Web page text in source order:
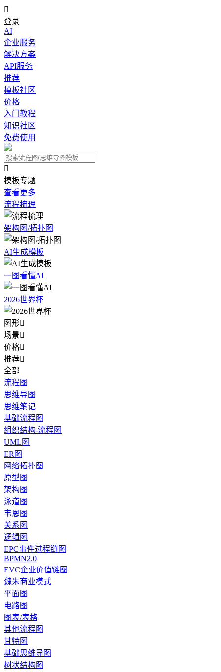

登录
AI
企业服务
解决方案
API服务
推荐
模板社区
价格
入门教程
知识社区
免费使用

模板专题
查看更多
流程梳理
架构图/拓扑图
AI生成模板
一图看懂AI
2026世界杯
图形
场景
价格
推荐
全部
流程图
思维导图
思维笔记
基础流程图
组织结构-流程图
UML图
ER图
网络拓扑图
原型图
架构图
泳道图
韦恩图
关系图
逻辑图
EPC事件过程链图
BPMN2.0
EVC企业价值链图
魏朱商业模式
平面图
电路图
图表/表格
其他流程图
甘特图
基础思维导图
树状结构图